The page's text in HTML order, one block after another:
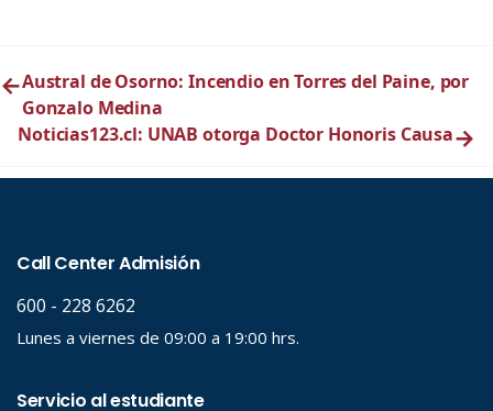
←Austral de Osorno: Incendio en Torres del Paine, por
Gonzalo Medina
Noticias123.cl: UNAB otorga Doctor Honoris Causa→